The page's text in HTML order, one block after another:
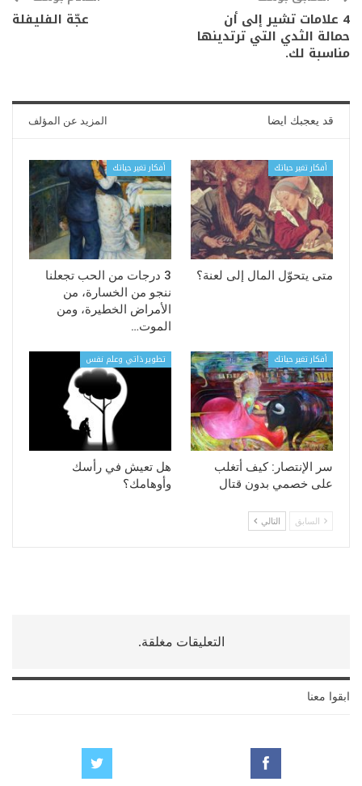
4 علامات تشير إلى أن
حمالة الثدي التي ترتدينها
مناسبة لك.
عجّة الفليفلة
قد يعجبك ايضا المزيد عن المؤلف
أفكار تغير حياتك
متى يتحوّل المال إلى لعنة؟
أفكار تغير حياتك
3 درجات من الحب تجعلنا
ننجو من الخسارة، من
الأمراض الخطيرة، ومن
الموت…
أفكار تغير حياتك
سر الإنتصار: كيف أتغلب
على خصمي بدون قتال
تطوير ذاتي وعلم نفس
هل تعيش في رأسك
وأوهامك؟
السابق التالي
التعليقات مغلقة.
ابقوا معنا